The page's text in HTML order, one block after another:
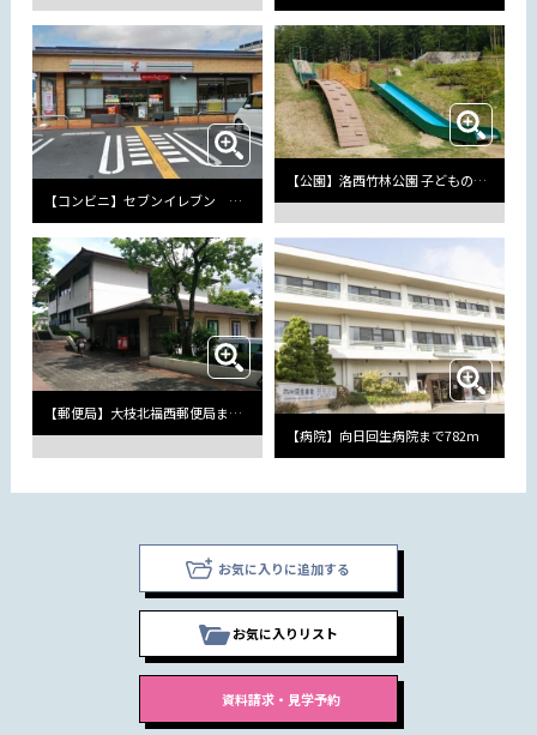
【コンビニ】セブンイレブン 京都洛西ニュータウン店まで1162m
【公園】洛西竹林公園 子どもの広場まで129m
【郵便局】大枝北福西郵便局まで452m
【病院】向日回生病院まで782m
お気に入りに追加する
お気に入りリスト